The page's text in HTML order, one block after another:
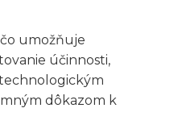
umožňuje
účinnosti,
dôkazom k